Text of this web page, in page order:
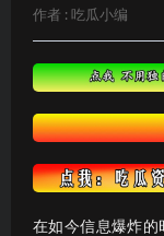
作者 : 吃瓜小编
在如今信息爆炸的